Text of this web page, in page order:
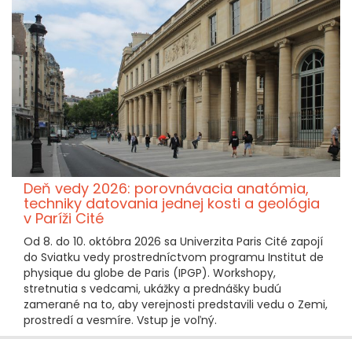
Deň vedy 2026: porovnávacia anatómia,
techniky datovania jednej kosti a geológia
v Paríži Cité
Od 8. do 10. októbra 2026 sa Univerzita Paris Cité zapojí
do Sviatku vedy prostredníctvom programu Institut de
physique du globe de Paris (IPGP). Workshopy,
stretnutia s vedcami, ukážky a prednášky budú
zamerané na to, aby verejnosti predstavili vedu o Zemi,
prostredí a vesmíre. Vstup je voľný.